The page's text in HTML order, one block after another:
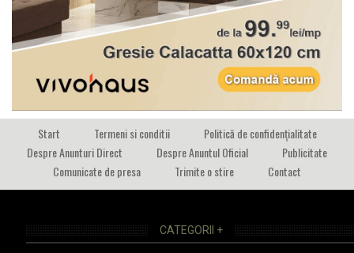
Start Termeni si conditii
Politică de confidențialitate
Despre Anunturi Direct
Despre Anuntul Oficial
Publicitate
Comunicate de presa
Trimite o stire Contact
CATEGORII +